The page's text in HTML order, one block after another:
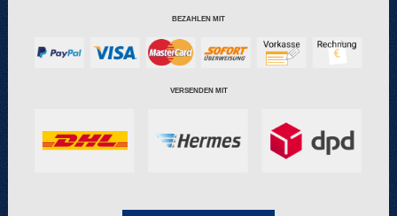
BEZAHLEN MIT
VERSENDEN MIT